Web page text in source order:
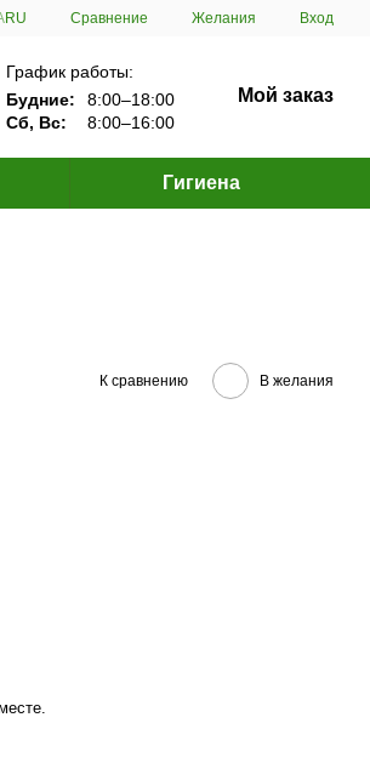
RU Сравнение Желания Вход
График работы:
Будние:
8:00–18:00
Сб, Вс:
8:00–16:00
Мой заказ
Гигиена
К сравнению В желания